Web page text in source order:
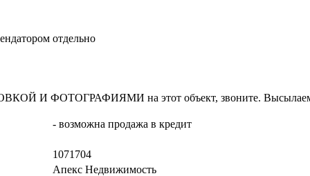
отдельно
ФОТОГРАФИЯМИ на этот объект, звоните. Высылаем в
- возможна продажа в кредит
1071704
Апекс Недвижимость